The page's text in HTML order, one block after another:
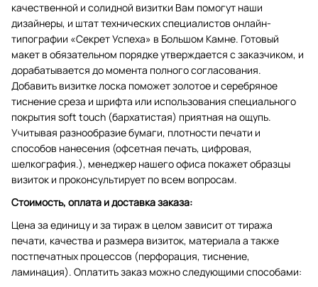
качественной и солидной визитки Вам помогут наши
дизайнеры, и штат технических специалистов онлайн-
типографии «Секрет Успеха» в Большом Камне. Готовый
макет в обязательном порядке утверждается с заказчиком, и
дорабатывается до момента полного согласования.
Добавить визитке лоска поможет золотое и серебряное
тиснение среза и шрифта или использования специального
покрытия soft touch (бархатистая) приятная на ощупь.
Учитывая разнообразие бумаги, плотности печати и
способов нанесения (офсетная печать, цифровая,
шелкография.), менеджер нашего офиса покажет образцы
визиток и проконсультирует по всем вопросам.
Стоимость, оплата и доставка заказа:
Цена за единицу и за тираж в целом зависит от тиража
печати, качества и размера визиток, материала а также
постпечатных процессов (перфорация, тиснение,
ламинация). Оплатить заказ можно следующими способами: